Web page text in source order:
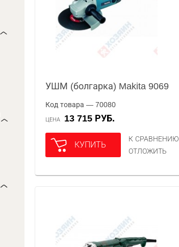
УШМ (болгарка) Makita 9069
Код товара — 70080
ЦЕНА 13 715 РУБ.
КУПИТЬ
К СРАВНЕНИЮ
ОТЛОЖИТЬ